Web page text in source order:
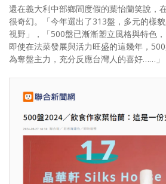
日記簿
餐桌週記
享樂隨手拍
照相簿
影音區
創意出版服務
關於Yilan
還在義大利中部鄉間度假的葉怡蘭笑說，
很奇幻。「今年選出了313盤，多元的樣
視野」，「500盤已漸漸塑立風格與特色
即使在法菜發展與活力旺盛的這幾年，
為奪盤主力，充分反應台灣人的喜好……」